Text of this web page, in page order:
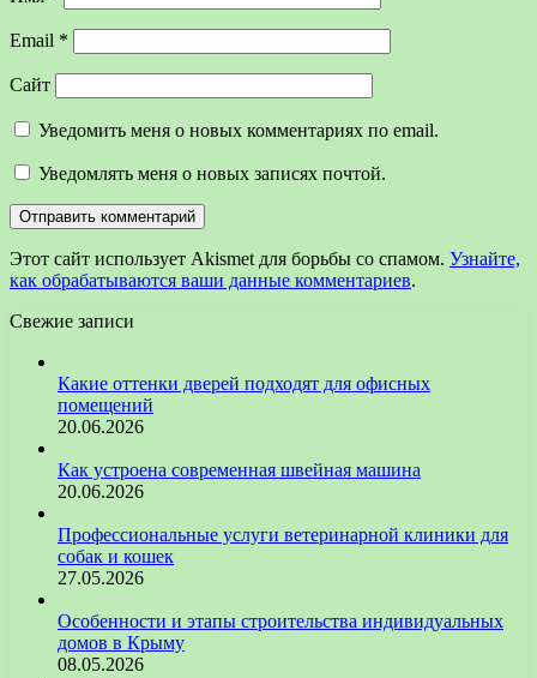
Email *
Сайт
Уведомить меня о новых комментариях по email.
Уведомлять меня о новых записях почтой.
Этот сайт использует Akismet для борьбы со спамом. Узнайте,
как обрабатываются ваши данные комментариев.
Свежие записи
Какие оттенки дверей подходят для офисных
помещений
20.06.2026
Как устроена современная швейная машина
20.06.2026
Профессиональные услуги ветеринарной клиники для
собак и кошек
27.05.2026
Особенности и этапы строительства индивидуальных
домов в Крыму
08.05.2026